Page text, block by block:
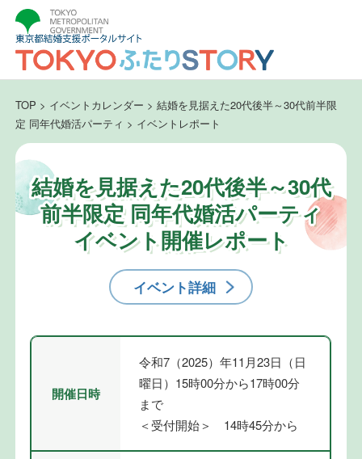
TOP > イベントカレンダー > 結婚を見据えた20代後半～30代前半限
定 同年代婚活パーティ > イベントレポート
結婚を見据えた20代後半～30代
前半限定 同年代婚活パーティ
イベント開催レポート
イベント詳細
開催日時
令和7（2025）年11月23日（日
曜日）15時00分から17時00分
まで
＜受付開始＞ 14時45分から